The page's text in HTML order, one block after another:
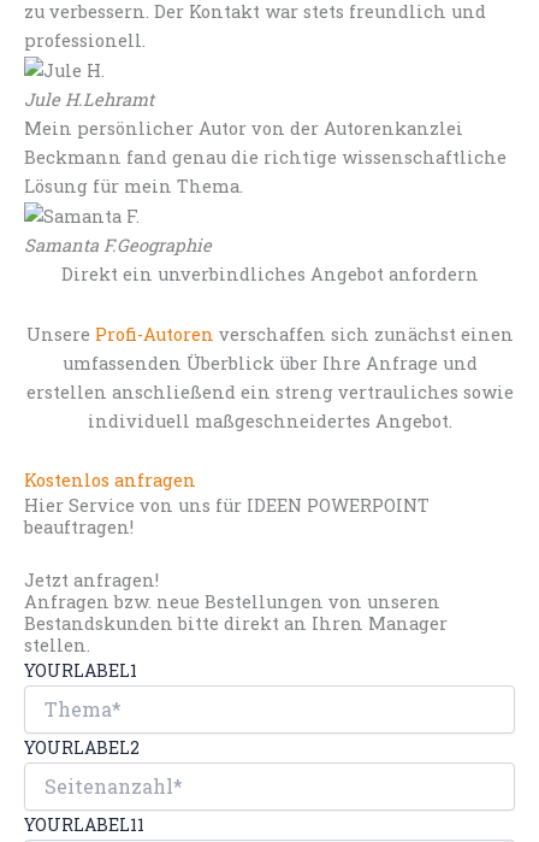
zu verbessern. Der Kontakt war stets freundlich und
professionell.
Jule H.Lehramt
Mein persönlicher Autor von der Autorenkanzlei
Beckmann fand genau die richtige wissenschaftliche
Lösung für mein Thema.
Samanta F.Geographie
Direkt ein unverbindliches Angebot anfordern
Unsere Profi-Autoren verschaffen sich zunächst einen
umfassenden Überblick über Ihre Anfrage und
erstellen anschließend ein streng vertrauliches sowie
individuell maßgeschneidertes Angebot.
Kostenlos anfragen
Hier Service von uns für IDEEN POWERPOINT
beauftragen!
Jetzt anfragen!
Anfragen bzw. neue Bestellungen von unseren
Bestandskunden bitte direkt an Ihren Manager
stellen.
YOURLABEL1
YOURLABEL2
YOURLABEL11